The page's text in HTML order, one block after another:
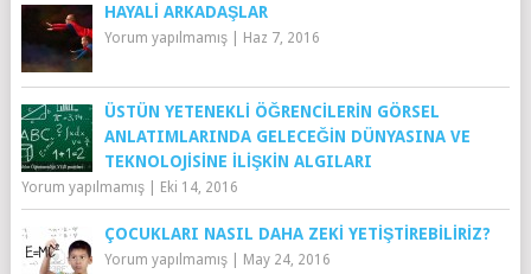
HAYALI ARKADAŞLAR
Yorum yapılmamış| Haz 7, 2016
ÜSTÜN YETENEKLI ÖĞRENCILERIN GÖRSEL
ANLATIMLARINDA GELECEĞIN DÜNYASINA VE
TEKNOLOJISINE İLIŞKIN ALGILARI
Yorum yapılmamış| Eki 14, 2016
ÇOCUKLARI NASIL DAHA ZEKI YETIŞTIREBILIRIZ?
Yorum yapılmamış| May 24, 2016